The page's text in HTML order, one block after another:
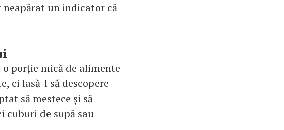
un indicator că
porție mică de alimente
ci lasă-l să descopere
să mestece și să
cuburi de supă sau